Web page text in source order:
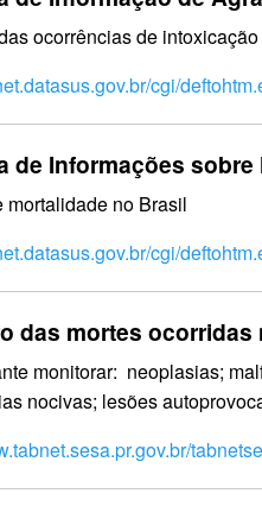
ocorrências de
cgi/
de Informações sobre
mortalidade no Brasil
cgi/
das mortes ocorridas
monitorar: neoplasias;
nocivas; lesões